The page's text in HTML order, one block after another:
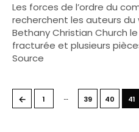
Les forces de l’ordre du
recherchent les auteurs du
Bethany Christian Church
fracturée et plusieurs
Source
← 1 … 39 40 41